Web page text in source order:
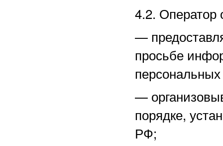
4.2. Оператор
—
просьбе
—
порядке,
РФ;